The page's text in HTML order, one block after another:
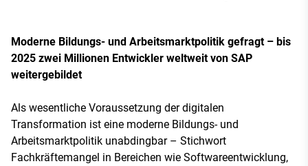
Moderne Bildungs- und Arbeitsmarktpolitik gefragt – bis
2025 zwei Millionen Entwickler weltweit von SAP
weitergebildet
Als wesentliche Voraussetzung der digitalen
Transformation ist eine moderne Bildungs- und
Arbeitsmarktpolitik unabdingbar – Stichwort
Fachkräftemangel in Bereichen wie Softwareentwicklung,